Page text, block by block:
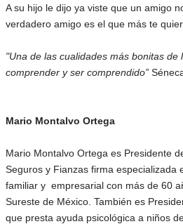
A su hijo le dijo ya viste que un amigo
verdadero amigo es el que más te
"Una de las cualidades más bonitas
comprender y ser comprendido”
Mario Montalvo Ortega
Mario Montalvo Ortega es Presidente
Seguros y Fianzas firma especializada
familiar y empresarial con más de 60
Sureste de México. También es
que presta ayuda psicológica a niños